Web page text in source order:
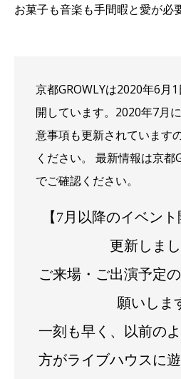
お菓子も音楽も手間暇と愛が必
京都GROWLYは2020年6月
開しています。2020年7月
意事項も更新されています
ください。 最新情報は京都
でご確認ください。
【7月以降のイベン
更新しまし
ご来場・ご出演予定
願いしま
一刻も早く、以前の
方がライブハウスに